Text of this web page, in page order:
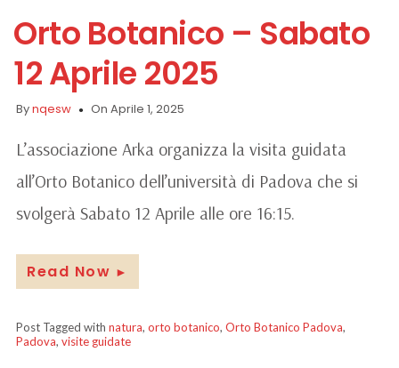
Orto Botanico – Sabato
12 Aprile 2025
Bynqesw On Aprile 1, 2025
L’associazione Arka organizza la visita guidata
all’Orto Botanico dell’università di Padova che si
svolgerà Sabato 12 Aprile alle ore 16:15.
Read Now ►
Post Tagged with natura, orto botanico, Orto Botanico Padova,
Padova, visite guidate